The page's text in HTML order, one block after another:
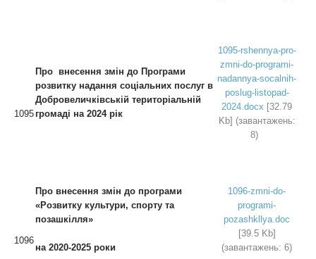
1095
Про внесення змін до Програми
розвитку надання соціальних послуг в
Добровеличківській територіальній
громаді на 2024 рік
1095-rshennya-pro-
zmni-do-programi-
nadannya-socalnih-
poslug-listopad-
2024.docx [32.79
Kb] (завантажень:
8)
1096
Про внесення змін до програми
«Розвитку культури, спорту та
позашкілля»
на 2020-2025 роки
1096-zmni-do-
programi-
pozashkllya.doc
[39.5 Kb]
(завантажень: 6)